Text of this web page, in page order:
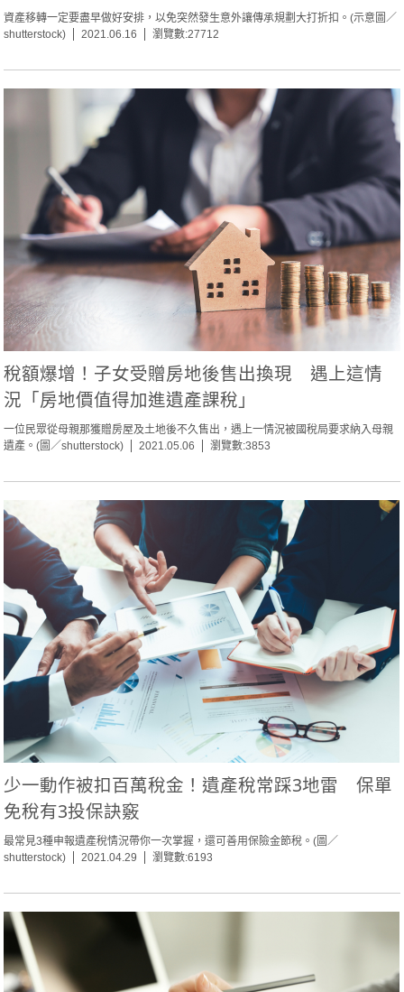
資產移轉一定要盡早做好安排，以免突然發生意外讓傳承規劃大打折扣。(示意圖／
shutterstock)
2021.06.16 瀏覽數:27712
稅額爆增！子女受贈房地後售出換現 遇上這情
況「房地價值得加進遺產課稅」
一位民眾從母親那獲贈房屋及土地後不久售出，遇上一情況被國稅局要求納入母親
遺產。(圖／shutterstock)
2021.05.06 瀏覽數:3853
少一動作被扣百萬稅金！遺產稅常踩3地雷 保單
免稅有3投保訣竅
最常見3種申報遺產稅情況帶你一次掌握，還可善用保險金節稅。(圖／
shutterstock)
2021.04.29 瀏覽數:6193